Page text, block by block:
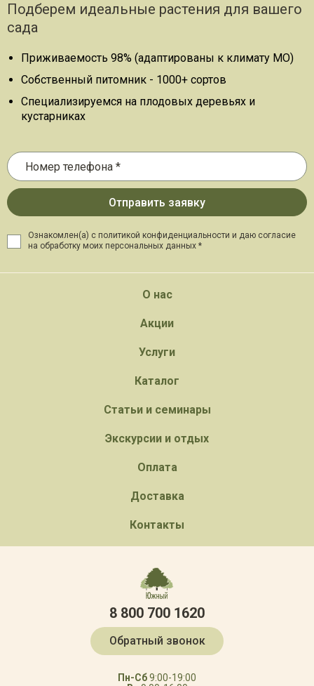
Подберем идеальные растения для вашего
сада
Приживаемость 98% (адаптированы к климату МО)
Собственный питомник - 1000+ сортов
Специализируемся на плодовых деревьях и
кустарниках
Ознакомлен(а) с политикой конфиденциальности и даю согласие
на обработку моих персональных данных *
О нас
Акции
Услуги
Каталог
Статьи и семинары
Экскурсии и отдых
Оплата
Доставка
Контакты
8 800 700 1620
Обратный звонок
Пн-Сб9:00-19:00